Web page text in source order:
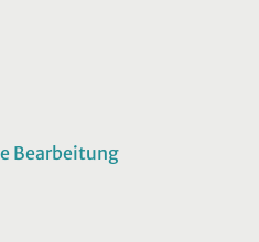
Bearbeitung